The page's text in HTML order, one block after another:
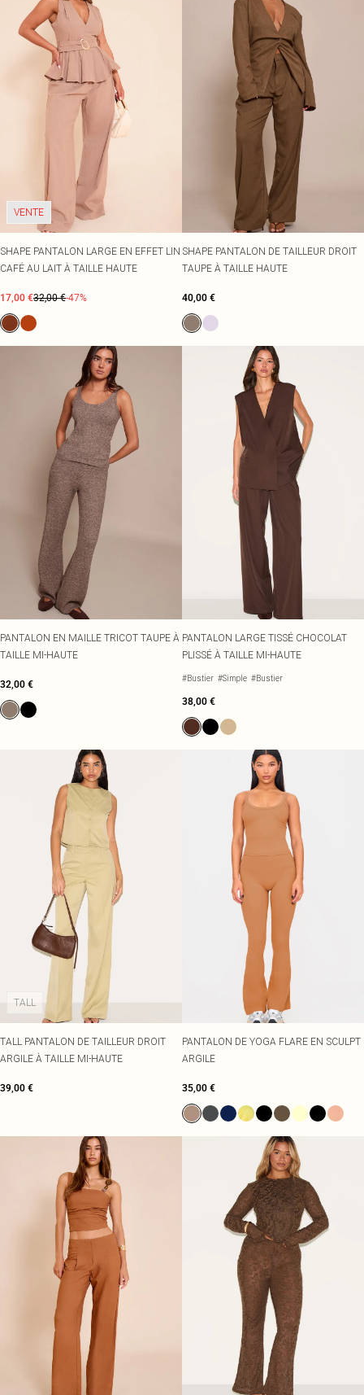
VENTE
SHAPE PANTALON LARGE EN EFFET LIN
CAFÉ AU LAIT À TAILLE HAUTE
17,00 €32,00 €-47%
SHAPE PANTALON DE TAILLEUR DROIT
TAUPE À TAILLE HAUTE
40,00 €
PANTALON EN MAILLE TRICOT TAUPE À
TAILLE MI-HAUTE
32,00 €
PANTALON LARGE TISSÉ CHOCOLAT
PLISSÉ À TAILLE MI-HAUTE
#Bustier #Simple #Bustier
38,00 €
TALL
TALL PANTALON DE TAILLEUR DROIT
ARGILE À TAILLE MI-HAUTE
39,00 €
PANTALON DE YOGA FLARE EN SCULPT
ARGILE
35,00 €